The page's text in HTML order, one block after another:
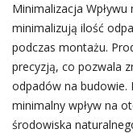
Minimalizacja
minimalizują ilość
podczas montażu.
precyzją, co pozwala
odpadów na budowie.
minimalny wpływ na
środowiska